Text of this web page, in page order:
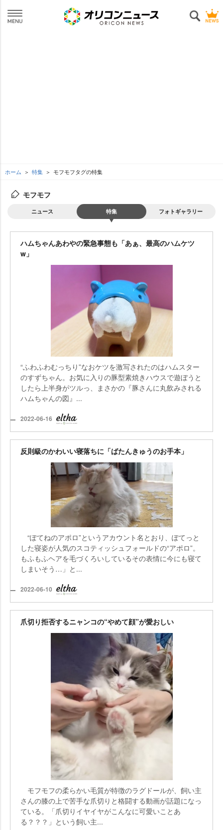
ホーム 特集 モフモフタグの特集
モフモフ
ニュース 特集 フォトギャラリー
ハムちゃんあわやの緊急事態も「あぁ、最高のハムケツ
w」
“ふわふわむっちり”なおケツを激写されたのはハムスター
のすずちゃん。お気に入りの豚型素焼きハウスで遊ぼうと
したら上半身がツルっ、まさかの『豚さんに丸飲みされる
ハムちゃんの図』...
2022-06-16
反則級のかわいい寝落ちに「ばたんきゅうのお手本」
“ぽてねのアポロ”というアカウント名とおり、ぽてっと
した寝姿が人気のスコティッシュフォールドの“アポロ”。
もふもふヘアを毛づくろいしているその表情に今にも寝て
しまいそう…」と...
2022-06-10
爪切り拒否するニャンコの“やめて顔”が愛おしい
モフモフの柔らかい毛質が特徴のラグドールが、飼い主
さんの膝の上で苦手な爪切りと格闘する動画が話題になっ
ている。「爪切りイヤイヤがこんなに可愛いことあ
る？？？」という飼い主...